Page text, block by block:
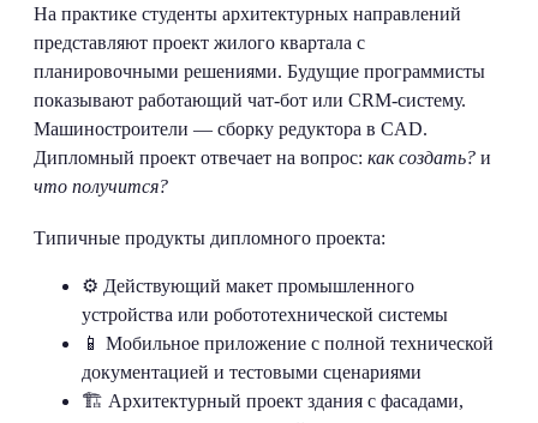
На практике студенты архитектурных направлений
представляют проект жилого квартала с
планировочными решениями. Будущие программисты
показывают работающий чат‑бот или CRM‑систему.
Машиностроители — сборку редуктора в CAD.
Дипломный проект отвечает на вопрос: как создать? и
что получится?
Типичные продукты дипломного проекта:
⚙️ Действующий макет промышленного
устройства или робототехнической системы
📱 Мобильное приложение с полной технической
документацией и тестовыми сценариями
🏗️ Архитектурный проект здания с фасадами,